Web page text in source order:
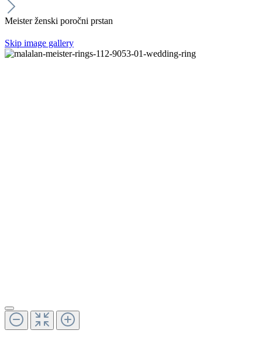
Meister ženski poročni prstan
Skip image gallery